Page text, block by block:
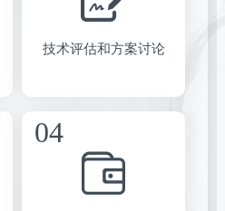
技术评估和方案讨论